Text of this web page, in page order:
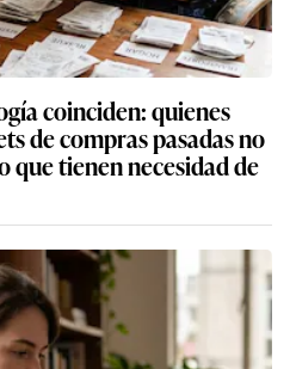
coinciden: quienes
de compras pasadas no
que tienen necesidad de